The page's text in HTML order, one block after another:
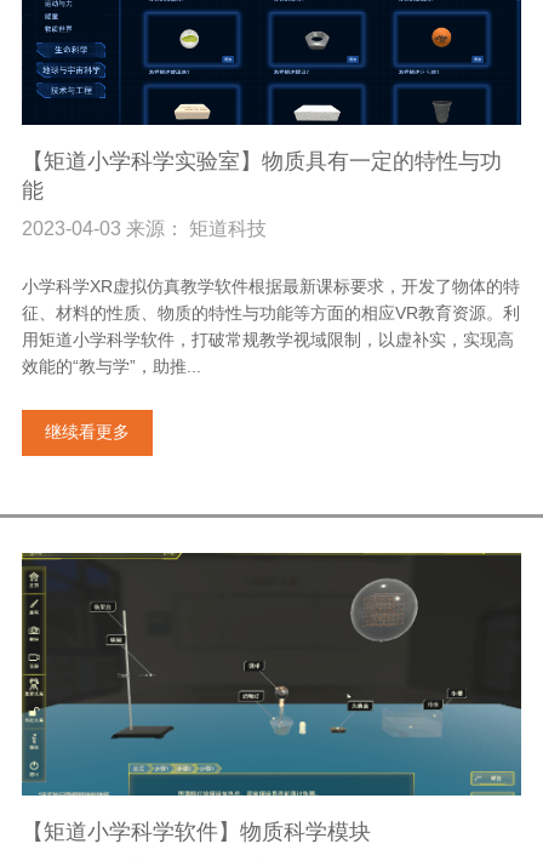
【矩道小学科学实验室】物质具有一定的特性与功
能
2023-04-03 来源： 矩道科技
小学科学XR虚拟仿真教学软件根据最新课标要求，开发了物体的特
征、材料的性质、物质的特性与功能等方面的相应VR教育资源。利
用矩道小学科学软件，打破常规教学视域限制，以虚补实，实现高
效能的“教与学”，助推...
继续看更多
【矩道小学科学软件】物质科学模块